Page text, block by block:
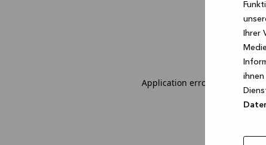
Ihrer
Application error: a client-